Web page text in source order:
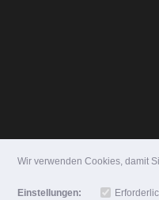
Wir verwenden Cookies, damit
Einstellungen: